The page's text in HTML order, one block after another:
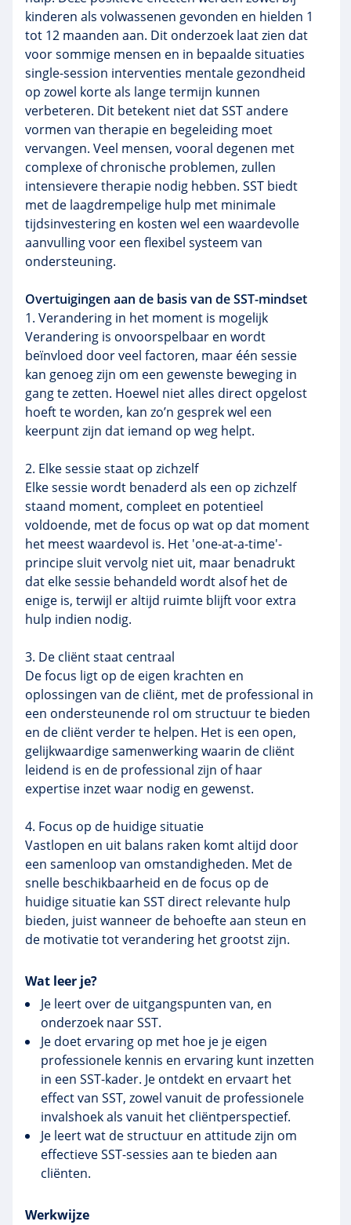
kinderen als volwassenen gevonden en hielden 1
tot 12 maanden aan. Dit onderzoek laat zien dat
voor sommige mensen en in bepaalde situaties
single-session interventies mentale gezondheid
op zowel korte als lange termijn kunnen
verbeteren. Dit betekent niet dat SST andere
vormen van therapie en begeleiding moet
vervangen. Veel mensen, vooral degenen met
complexe of chronische problemen, zullen
intensievere therapie nodig hebben. SST biedt
met de laagdrempelige hulp met minimale
tijdsinvestering en kosten wel een waardevolle
aanvulling voor een flexibel systeem van
ondersteuning.
Overtuigingen aan de basis van de SST-mindset
1. Verandering in het moment is mogelijk
Verandering is onvoorspelbaar en wordt
beïnvloed door veel factoren, maar één sessie
kan genoeg zijn om een gewenste beweging in
gang te zetten. Hoewel niet alles direct opgelost
hoeft te worden, kan zo’n gesprek wel een
keerpunt zijn dat iemand op weg helpt.
2. Elke sessie staat op zichzelf
Elke sessie wordt benaderd als een op zichzelf
staand moment, compleet en potentieel
voldoende, met de focus op wat op dat moment
het meest waardevol is. Het 'one-at-a-time'-
principe sluit vervolg niet uit, maar benadrukt
dat elke sessie behandeld wordt alsof het de
enige is, terwijl er altijd ruimte blijft voor extra
hulp indien nodig.
3. De cliënt staat centraal
De focus ligt op de eigen krachten en
oplossingen van de cliënt, met de professional in
een ondersteunende rol om structuur te bieden
en de cliënt verder te helpen. Het is een open,
gelijkwaardige samenwerking waarin de cliënt
leidend is en de professional zijn of haar
expertise inzet waar nodig en gewenst.
4. Focus op de huidige situatie
Vastlopen en uit balans raken komt altijd door
een samenloop van omstandigheden. Met de
snelle beschikbaarheid en de focus op de
huidige situatie kan SST direct relevante hulp
bieden, juist wanneer de behoefte aan steun en
de motivatie tot verandering het grootst zijn.
Wat leer je?
Je leert over de uitgangspunten van, en
onderzoek naar SST.
Je doet ervaring op met hoe je je eigen
professionele kennis en ervaring kunt inzetten
in een SST-kader. Je ontdekt en ervaart het
effect van SST, zowel vanuit de professionele
invalshoek als vanuit het cliëntperspectief.
Je leert wat de structuur en attitude zijn om
effectieve SST-sessies aan te bieden aan
cliënten.
Werkwijze